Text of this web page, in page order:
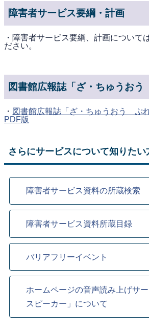
障害者サービス要綱・計画
・障害者サービス要綱、計画について
ださい。
図書館広報誌「ざ・ちゅうおう
・ 図書館広報誌「ざ・ちゅうおう ぷ
PDF版
さらにサービスについて知りたい
障害者サービス資料の所蔵検索
障害者サービス資料所蔵目録
バリアフリーイベント
ホームページの音声読み上げサ
スピーカー」について